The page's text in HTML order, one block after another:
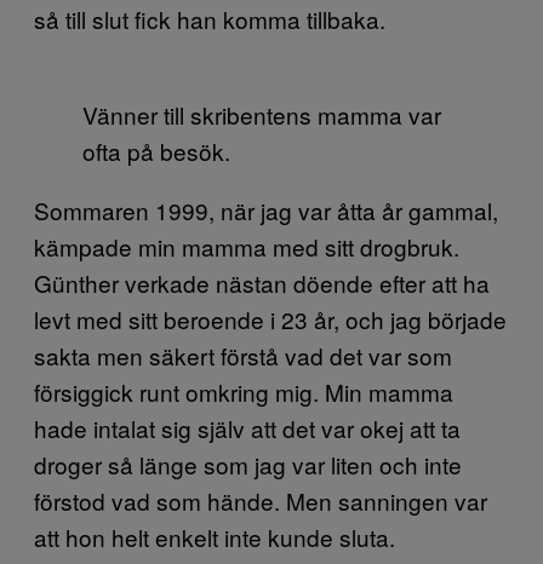
så till slut fick han komma tillbaka.
Vänner till skribentens mamma var
ofta på besök.
Sommaren 1999, när jag var åtta år gammal,
kämpade min mamma med sitt drogbruk.
Günther verkade nästan döende efter att ha
levt med sitt beroende i 23 år, och jag började
sakta men säkert förstå vad det var som
försiggick runt omkring mig. Min mamma
hade intalat sig själv att det var okej att ta
droger så länge som jag var liten och inte
förstod vad som hände. Men sanningen var
att hon helt enkelt inte kunde sluta.